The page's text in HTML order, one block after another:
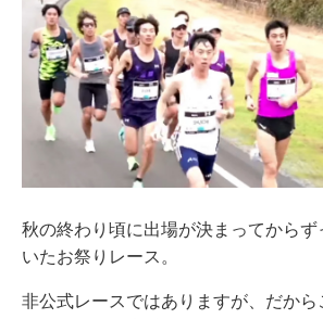
秋の終わり頃に出場が決まってからず
いたお祭りレース。
非公式レースではありますが、だか